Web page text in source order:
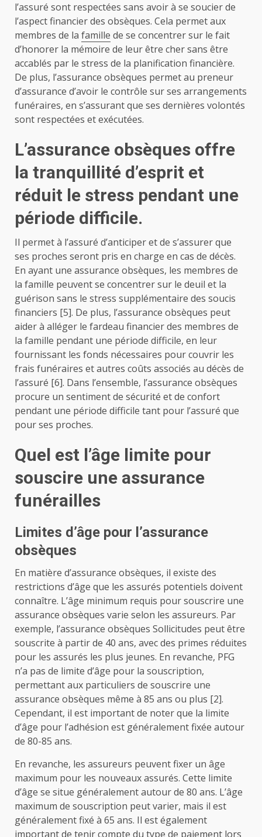
l’assuré sont respectées sans avoir à se soucier de
l’aspect financier des obsèques. Cela permet aux
membres de la famille de se concentrer sur le fait
d’honorer la mémoire de leur être cher sans être
accablés par le stress de la planification financière.
De plus, l’assurance obsèques permet au preneur
d’assurance d’avoir le contrôle sur ses arrangements
funéraires, en s’assurant que ses dernières volontés
sont respectées et exécutées.
L’assurance obsèques offre
la tranquillité d’esprit et
réduit le stress pendant une
période difficile.
Il permet à l’assuré d’anticiper et de s’assurer que
ses proches seront pris en charge en cas de décès.
En ayant une assurance obsèques, les membres de
la famille peuvent se concentrer sur le deuil et la
guérison sans le stress supplémentaire des soucis
financiers [5]. De plus, l’assurance obsèques peut
aider à alléger le fardeau financier des membres de
la famille pendant une période difficile, en leur
fournissant les fonds nécessaires pour couvrir les
frais funéraires et autres coûts associés au décès de
l’assuré [6]. Dans l’ensemble, l’assurance obsèques
procure un sentiment de sécurité et de confort
pendant une période difficile tant pour l’assuré que
pour ses proches.
Quel est l’âge limite pour
souscire une assurance
funérailles
Limites d’âge pour l’assurance
obsèques
En matière d’assurance obsèques, il existe des
restrictions d’âge que les assurés potentiels doivent
connaître. L’âge minimum requis pour souscrire une
assurance obsèques varie selon les assureurs. Par
exemple, l’assurance obsèques Sollicitudes peut être
souscrite à partir de 40 ans, avec des primes réduites
pour les assurés les plus jeunes. En revanche, PFG
n’a pas de limite d’âge pour la souscription,
permettant aux particuliers de souscrire une
assurance obsèques même à 85 ans ou plus [2].
Cependant, il est important de noter que la limite
d’âge pour l’adhésion est généralement fixée autour
de 80-85 ans.
En revanche, les assureurs peuvent fixer un âge
maximum pour les nouveaux assurés. Cette limite
d’âge se situe généralement autour de 80 ans. L’âge
maximum de souscription peut varier, mais il est
généralement fixé à 65 ans. Il est également
important de tenir compte du type de paiement lors